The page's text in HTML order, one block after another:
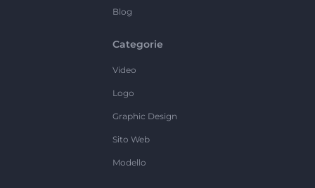
Blog
Categorie
Video
Logo
Graphic Design
Sito Web
Modello